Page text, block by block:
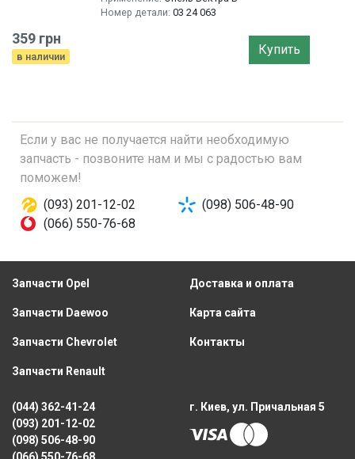
Номер детали: 03 24 063
359 грн
в наличии Купить
Если у вас не получается найти необходимую
запчасть - позвоните нам и мы с радостью вам
поможем!
(093) 201-12-02
(098) 506-48-90
(066) 550-76-68
Запчасти Opel
Запчасти Daewoo
Запчасти Chevrolet
Запчасти Renault
Доставка и оплата
Карта сайта
Контакты
(044) 362-41-24
(093) 201-12-02
(098) 506-48-90
г. Киев, ул. Причальная 5